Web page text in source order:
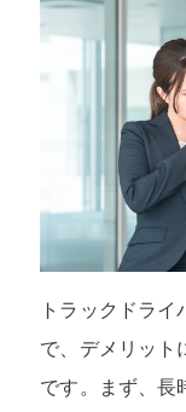
トラックドラ
で、デメリット
です。まず、長